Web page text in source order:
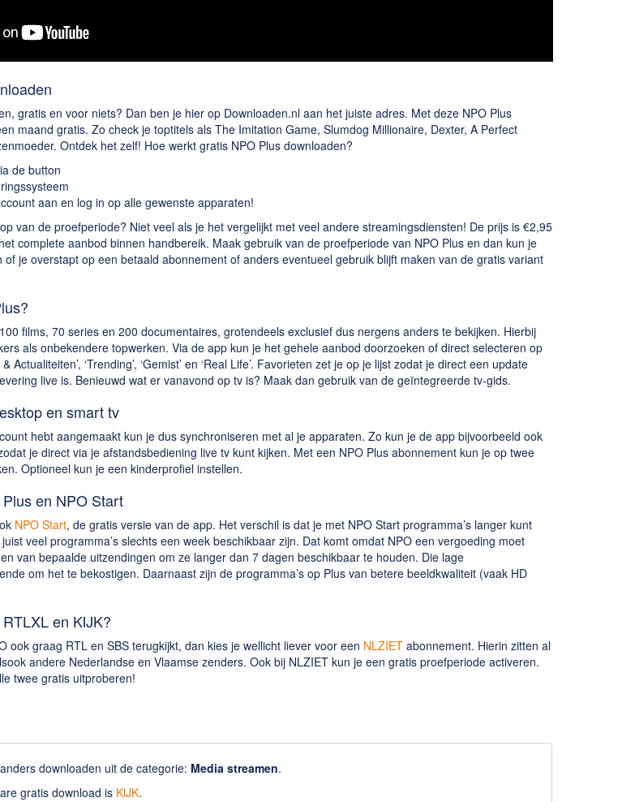
gratis en voor niets? Dan ben je hier op Downloaden.nl aan het juiste adres. Met deze NPO Plus
maand gratis. Zo check je toptitels als The Imitation Game, Slumdog Millionaire, Dexter, A Perfect
Ontdek het zelf! Hoe werkt gratis NPO Plus downloaden?
de button
aan en log in op alle gewenste apparaten!
van de proefperiode? Niet veel als je het vergelijkt met veel andere streamingsdiensten! De prijs is €2,95
complete aanbod binnen handbereik. Maak gebruik van de proefperiode van NPO Plus en dan kun je
of je overstapt op een betaald abonnement of anders eventueel gebruik blijft maken van de gratis variant
films, 70 series en 200 documentaires, grotendeels exclusief dus nergens anders te bekijken. Hierbij
als onbekendere topwerken. Via de app kun je het gehele aanbod doorzoeken of direct selecteren op
Actualiteiten’, ‘Trending’, ‘Gemist’ en ‘Real Life’. Favorieten zet je op je lijst zodat je direct een update
live is. Benieuwd wat er vanavond op tv is? Maak dan gebruik van de geïntegreerde tv-gids.
en smart tv
hebt aangemaakt kun je dus synchroniseren met al je apparaten. Zo kun je de app bijvoorbeeld ook
je direct via je afstandsbediening live tv kunt kijken. Met een NPO Plus abonnement kun je op twee
Optioneel kun je een kinderprofiel instellen.
en NPO Start
NPO Start, de gratis versie van de app. Het verschil is dat je met NPO Start programma’s langer kunt
veel programma’s slechts een week beschikbaar zijn. Dat komt omdat NPO een vergoeding moet
van bepaalde uitzendingen om ze langer dan 7 dagen beschikbaar te houden. Die lage
om het te bekostigen. Daarnaast zijn de programma’s op Plus van betere beeldkwaliteit (vaak HD
en KIJK?
ook graag RTL en SBS terugkijkt, dan kies je wellicht liever voor een NLZIETabonnement. Hierin zitten al
andere Nederlandse en Vlaamse zenders. Ook bij NLZIET kun je een gratis proefperiode activeren.
twee gratis uitproberen!
downloaden uit de categorie: Media streamen.
gratis download is KIJK.